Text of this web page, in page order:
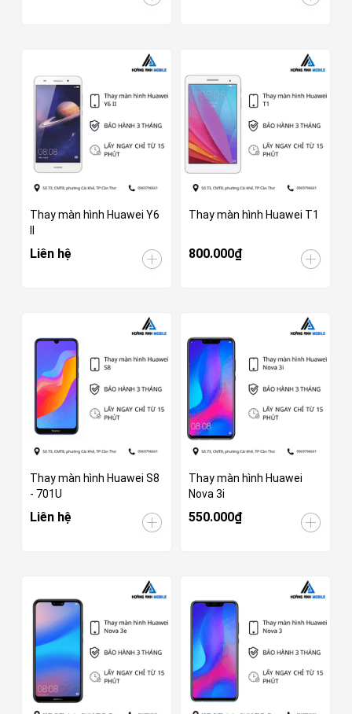
Thay màn hình Huawei Y6
Liên hệ
Thay màn hình Huawei T1
800.000₫
Thay màn hình Huawei S8
- 701U
Liên hệ
Thay màn hình Huawei
Nova 3i
550.000₫